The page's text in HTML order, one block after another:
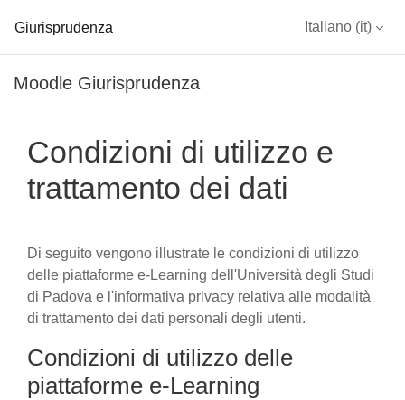
Giurisprudenza Italiano ‎(it)‎
Moodle Giurisprudenza
Condizioni di utilizzo e
trattamento dei dati
Di seguito vengono illustrate le condizioni di utilizzo
delle piattaforme e-Learning dell'Università degli Studi
di Padova e l'informativa privacy relativa alle modalità
di trattamento dei dati personali degli utenti.
Condizioni di utilizzo delle
piattaforme e-Learning